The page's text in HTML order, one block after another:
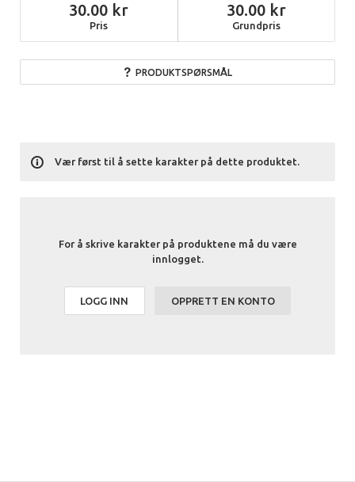
Pris
30.00
Grundpris
30.00
PRODUKTSPØRSMÅL
For å skrive karakter på produktene må du være
innlogget.
LOGG INN OPPRETT EN KONTO
Vær først til å sette karakter på dette produktet.